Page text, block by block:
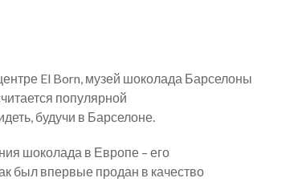
El Born, музей шоколада Барселоны
популярной
будучи в Барселоне.
шоколада в Европе – его
был впервые продан в качество